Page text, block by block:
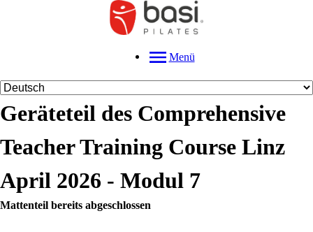
Menü
Geräteteil des Comprehensive
Teacher Training Course Linz
April 2026 - Modul 7
Mattenteil bereits abgeschlossen